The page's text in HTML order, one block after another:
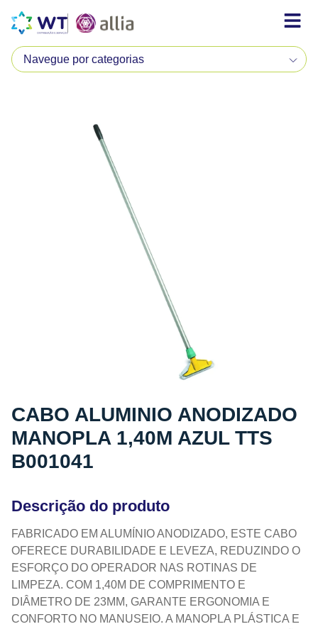
CABO ALUMINIO ANODIZADO
MANOPLA 1,40M AZUL TTS
B001041
Descrição do produto
FABRICADO EM ALUMÍNIO ANODIZADO, ESTE CABO
OFERECE DURABILIDADE E LEVEZA, REDUZINDO O
ESFORÇO DO OPERADOR NAS ROTINAS DE
LIMPEZA. COM 1,40M DE COMPRIMENTO E
DIÂMETRO DE 23MM, GARANTE ERGONOMIA E
CONFORTO NO MANUSEIO. A MANOPLA PLÁSTICA E